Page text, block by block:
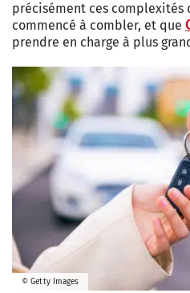
précisément ces complexités
commencé à combler, et que
prendre en charge à plus
© Getty Images